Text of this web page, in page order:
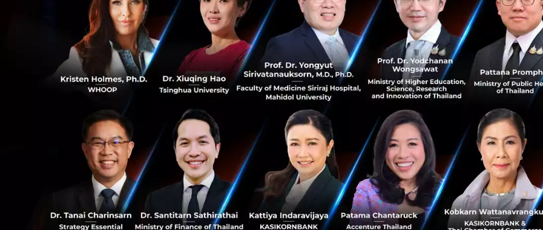
0
137
สิ่งที่สำคัญก็คือการให้ความสำคัญในเรื่องของการให้ข้อมูลแก่ประชาชน และช่วยใ
พร้อมทั้งให้คำแนะนำการปฏิบัติตนที่ถูกต้อง การทำให้ผู้ป่วยได้ทำความเข้าใจในสุ
นั้น ถือเป็นกุญแจสำคัญที่จะสามารถป้องกันโรค ช่วยให้เกิดการวินิจฉัยโรคได้อย่างร
รักษาโรคได้อย่างทันท่วงที ซึ่งจะเป็นการช่วยลดขั้นตอนในการรักษา ลดค่าใช้จ่า
ไปสู่การป้องกัน การส่งเสริมสุขภาพ และการบำบัดรักษาอย่างถูกต้อง
ตัวอย่างเช่น ก่อนหน้านี้เราไม่สามารถทำนายล่วงหน้าได้ว่าเราเป็นโรคอะไร แต่ด้
ทางการแพทย์ที่ก้าวหน้า ในตอนนี้มีเทคโนโลยีทางการแพทย์ที่สามารถทำการตร
หน้าได้ นั่นก็คือการตรวจความผิดปกติของดีเอ็นเอในยีนส์ของแต่ละบุคคลหรือ
เมื่อเราได้ทำการตรวจก็จะรู้ได้เลยว่าเรามีความเสี่ยงทางด้านสุขภาพที่เกิดจากพัน
เพื่อที่จะนำข้อมูลมาดูแลตัวเองและป้องกันโรคได้อย่างทันท่วงที อีกทั้งยังสามารถ
แสดงให้กับแพทย์ที่จะทำการรักษาต่อไปได้อีกด้วย